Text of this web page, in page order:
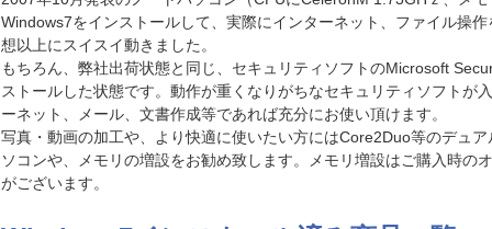
Windows7をインストールして、実際にインターネット、ファイル操
想以上にスイスイ動きました。
もちろん、弊社出荷状態と同じ、セキュリティソフトのMicrosoft
ストールした状態です。動作が重くなりがちなセキュリティソフトが
ーネット、メール、文書作成等であれば充分にお使い頂けます。
写真・動画の加工や、より快適に使いたい方にはCore2Duo等のデュ
ソコンや、メモリの増設をお勧め致します。メモリ増設はご購入時の
がございます。